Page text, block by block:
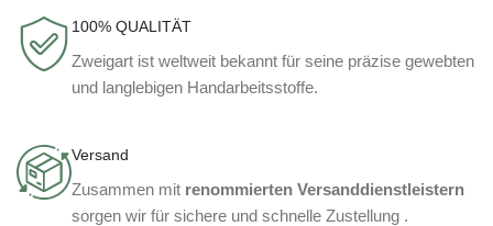
100% QUALITÄT
Zweigart ist weltweit bekannt für seine präzise gewebten
und langlebigen Handarbeitsstoffe.
Versand
Zusammen mit renommierten Versanddienstleistern
sorgen wir für sichere und schnelle Zustellung .